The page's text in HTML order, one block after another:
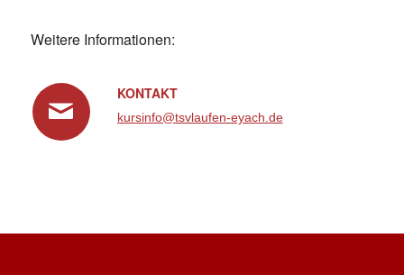
Weitere Informationen:
KONTAKT
kursinfo@tsvlaufen-eyach.de